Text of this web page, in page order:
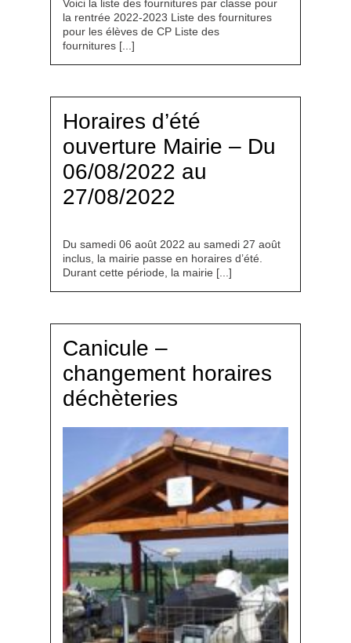
Voici la liste des fournitures par classe pour
la rentrée 2022-2023 Liste des fournitures
pour les élèves de CP Liste des
fournitures [...]
Horaires d’été
ouverture Mairie – Du
06/08/2022 au
27/08/2022
Du samedi 06 août 2022 au samedi 27 août
inclus, la mairie passe en horaires d’été.
Durant cette période, la mairie [...]
Canicule –
changement horaires
déchèteries